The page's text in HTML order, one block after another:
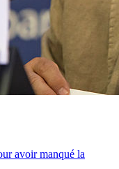
avoir manqué la